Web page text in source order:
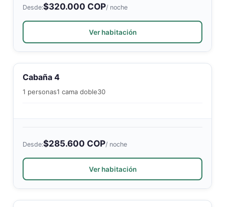
Desde:$320.000 COP/ noche
Ver habitación
Cabaña 4
1 personas1 cama doble30
Desde:$285.600 COP/ noche
Ver habitación